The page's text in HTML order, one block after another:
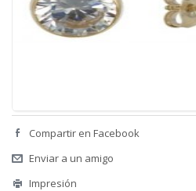
Compartir en Facebook
Enviar a un amigo
Impresión